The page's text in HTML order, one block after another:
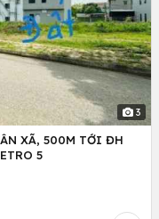
3
XÃ, 500M TỚI ĐH
5